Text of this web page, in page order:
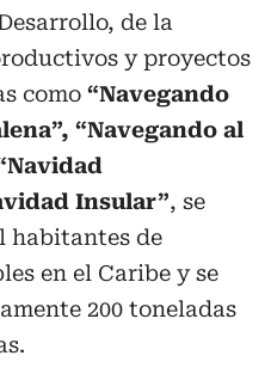
de la
y proyectos
como “Navegando
“Navegando al
Insular”, se
habitantes de
en el Caribe y se
200 toneladas